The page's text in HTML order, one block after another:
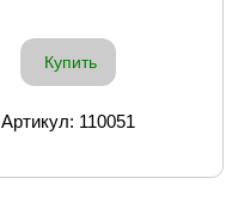
Купить
Артикул: 110051